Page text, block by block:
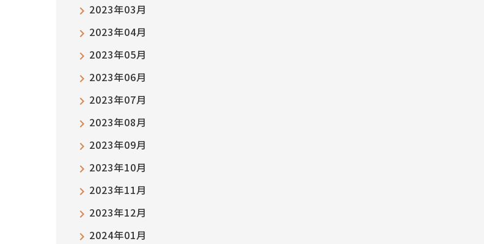
2023年03月
2023年04月
2023年05月
2023年06月
2023年07月
2023年08月
2023年09月
2023年10月
2023年11月
2023年12月
2024年01月